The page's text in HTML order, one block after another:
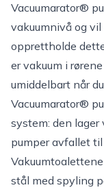
Vacuumarator®
vakuumnivå og
opprettholde
er vakuum i
umiddelbart når
Vacuumarator®
system: den lager
pumper avfallet
stål med spyling